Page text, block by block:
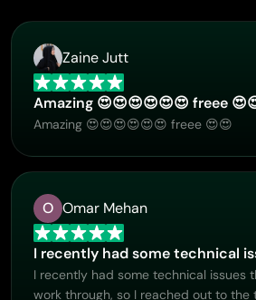
Zaine Jutt
Amazing 😍😍😍😍😍😍 freee
Amazing 😍😍😍😍😍😍 freee 😍😍
O Omar Mehan
I recently had some technical
I recently had some technical issues
work through, so I reached out to the